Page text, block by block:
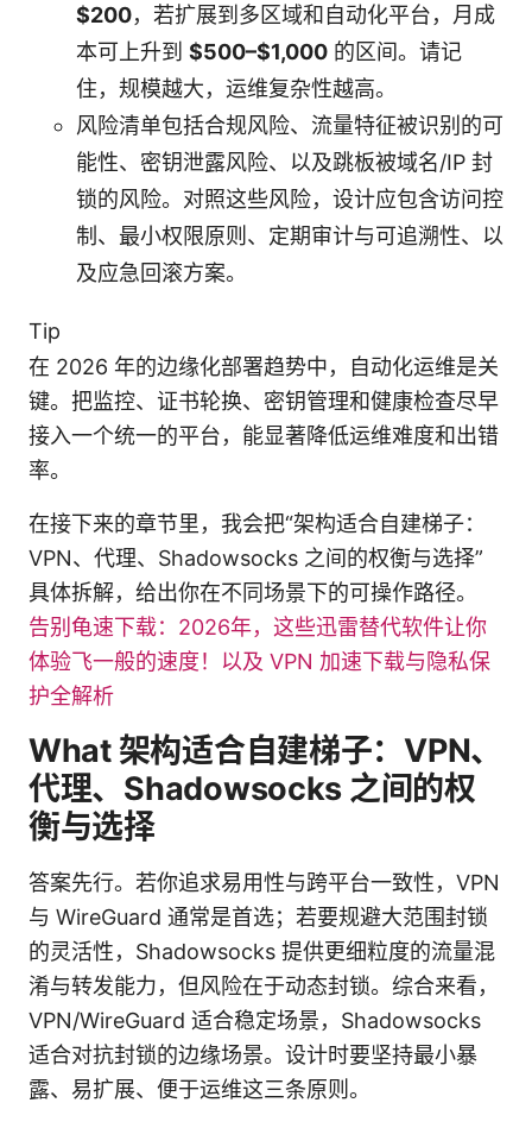
$200，若扩展到多区域和自动化平台，月成
本可上升到 $500–$1,000 的区间。请记
住，规模越大，运维复杂性越高。
风险清单包括合规风险、流量特征被识别的可
能性、密钥泄露风险、以及跳板被域名/IP 封
锁的风险。对照这些风险，设计应包含访问控
制、最小权限原则、定期审计与可追溯性、以
及应急回滚方案。
Tip
在 2026 年的边缘化部署趋势中，自动化运维是关
键。把监控、证书轮换、密钥管理和健康检查尽早
接入一个统一的平台，能显著降低运维难度和出错
率。
在接下来的章节里，我会把“架构适合自建梯子：
VPN、代理、Shadowsocks 之间的权衡与选择”
具体拆解，给出你在不同场景下的可操作路径。
告别龟速下载：2026年，这些迅雷替代软件让你
体验飞一般的速度！以及 VPN 加速下载与隐私保
护全解析
What 架构适合自建梯子：VPN、
代理、Shadowsocks 之间的权
衡与选择
答案先行。若你追求易用性与跨平台一致性，VPN
与 WireGuard 通常是首选；若要规避大范围封锁
的灵活性，Shadowsocks 提供更细粒度的流量混
淆与转发能力，但风险在于动态封锁。综合来看，
VPN/WireGuard 适合稳定场景，Shadowsocks
适合对抗封锁的边缘场景。设计时要坚持最小暴
露、易扩展、便于运维这三条原则。